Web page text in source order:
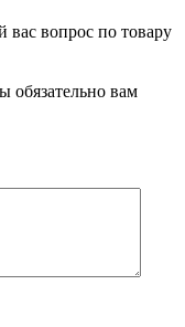
вопрос по товару
вам